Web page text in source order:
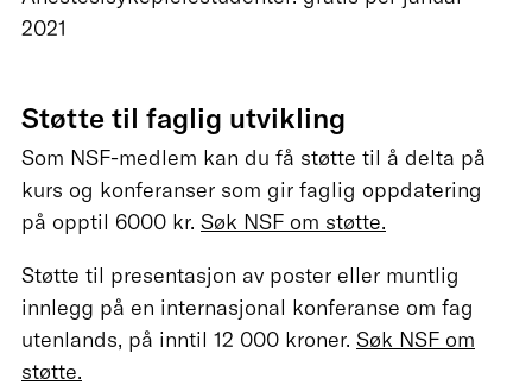
2021
Støtte til faglig utvikling
Som NSF-medlem kan du få støtte til å delta på
kurs og konferanser som gir faglig oppdatering
på opptil 6000 kr. Søk NSF om støtte.
Støtte til presentasjon av poster eller muntlig
innlegg på en internasjonal konferanse om fag
utenlands, på inntil 12 000 kroner. Søk NSF om
støtte.